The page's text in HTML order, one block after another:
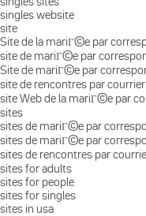
singles website
site
Site de la mariГ©e par
site de mariГ©e par
Site de mariГ©e par
site de rencontres par
site Web de la mariГ©e par
sites
sites de mariГ©e par
sites de mariГ©e par
sites de rencontres par
sites for adults
sites for people
sites for singles
sites in usa